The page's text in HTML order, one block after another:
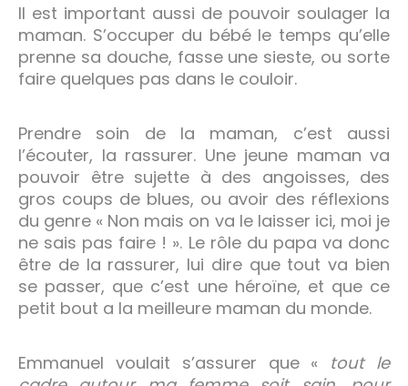
Il est important aussi de pouvoir soulager la
maman. S’occuper du bébé le temps qu’elle
prenne sa douche, fasse une sieste, ou sorte
faire quelques pas dans le couloir.
Prendre soin de la maman, c’est aussi
l’écouter, la rassurer. Une jeune maman va
pouvoir être sujette à des angoisses, des
gros coups de blues, ou avoir des réflexions
du genre « Non mais on va le laisser ici, moi je
ne sais pas faire ! ». Le rôle du papa va donc
être de la rassurer, lui dire que tout va bien
se passer, que c’est une héroïne, et que ce
petit bout a la meilleure maman du monde.
Emmanuel voulait s’assurer que « tout le